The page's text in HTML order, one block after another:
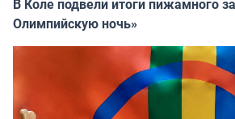
В Коле подвели итоги пижамного
Олимпийскую ночь»